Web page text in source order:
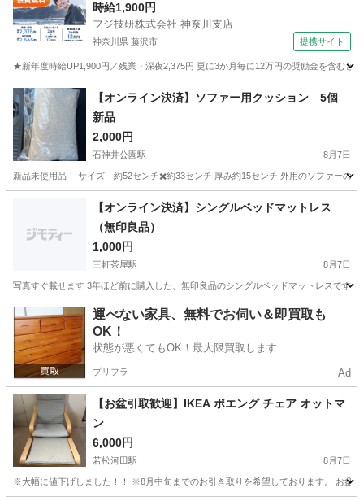
時給1,900円
フジ技研株式会社 神奈川支店
神奈川県 藤沢市 提携サイト
★新年度時給UP1,900円／残業・深夜2,375円 更に3か月毎に12万円の奨励金を含む
神奈川 藤沢市 その他
【オンライン決済】ソファー用クッション 5個
新品
2,000円
石神井公園駅 8月7日
新品未使用品！ サイズ 約52センチ✖️約33センチ 厚み約15センチ 外用のソファーの
石神井公園駅 ソファ ソファー
【オンライン決済】シングルベッドマットレス
（無印良品）
1,000円
三軒茶屋駅 8月7日
写真すぐ載せます 3年ほど前に購入した、無印良品のシングルベッドマットレスです
東京 世田谷区 三軒茶屋駅 寝具 無印良品
運べない家具、無料でお伺い＆即買取も
OK！
状態が悪くてもOK！最大限買取します
プリフラ Ad
【お盆引取歓迎】IKEA ポエング チェア オットマ
ン
6,000円
若松河田駅 8月7日
※大幅に値下げしました！！ ※8月中旬までのお引き取りを希望しております。 お盆